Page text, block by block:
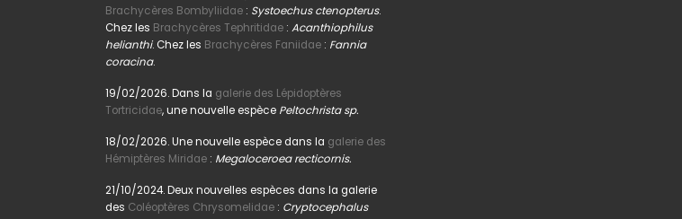
Brachycères Bombyliidae : Systoechus ctenopterus.
Chez les Brachycères Tephritidae : Acanthiophilus
helianthi. Chez les Brachycères Faniidae : Fannia
coracina.
19/02/2026. Dans la galerie des Lépidoptères
Tortricidae, une nouvelle espèce Peltochrista sp.
18/02/2026. Une nouvelle espèce dans la galerie des
Hémiptères Miridae : Megaloceroea recticornis.
21/10/2024. Deux nouvelles espèces dans la galerie
des Coléoptères Chrysomelidae : Cryptocephalus